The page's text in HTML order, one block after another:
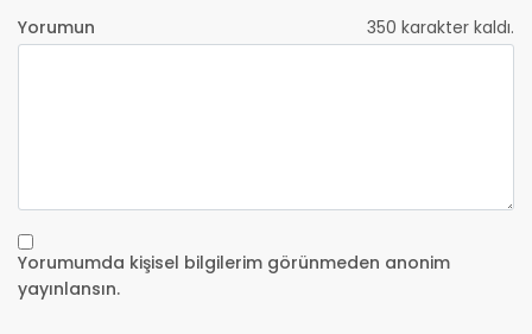
Yorumun 350 karakter kaldı.
Yorumumda kişisel bilgilerim görünmeden anonim
yayınlansın.